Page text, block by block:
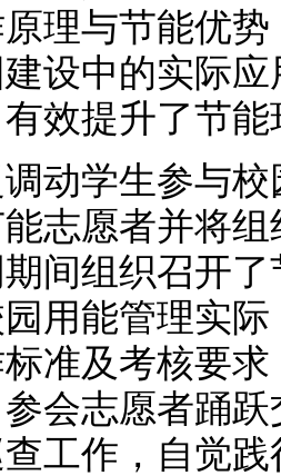
理与节能优
设中的实际
效提升了节
学生参与校
志愿者并将
间组织召开
用能管理实
准及考核要
会志愿者踊
工作，自觉